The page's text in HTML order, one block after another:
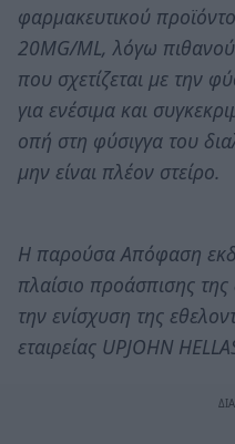
φαρμακευτικού
20MG/ML, λόγω
που σχετίζεται με την
για ενέσιμα και
οπή στη φύσιγγα του
μην είναι πλέον στείρο.
Η παρούσα Απόφαση
πλαίσιο προάσπισης
την ενίσχυση της
εταιρείας UPJOHN